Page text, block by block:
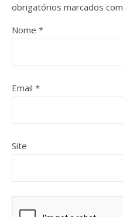
obrigatórios marcados com
Nome *
Email *
Site